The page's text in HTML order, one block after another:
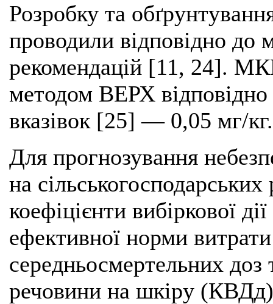
Розробку та
проводили відповідно до
рекомендацій [11, 24].
методом ВЕРХ
вказівок [25] — 0,05 мг/кг.
Для прогнозування
на
коефіцієнти вибіркової
ефективної норми
середньосмертельних доз
речовини на шкіру (КВДд)